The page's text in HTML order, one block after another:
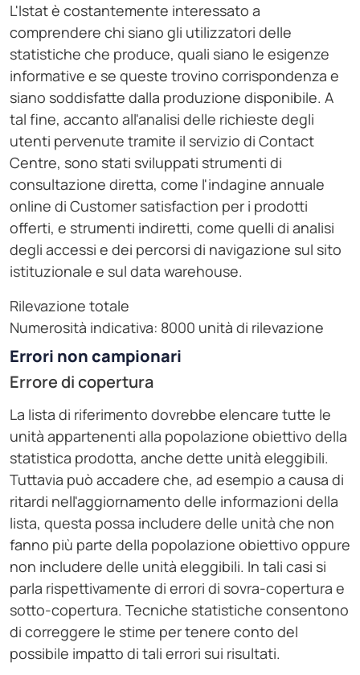
L'Istat è costantemente interessato a
comprendere chi siano gli utilizzatori delle
statistiche che produce, quali siano le esigenze
informative e se queste trovino corrispondenza e
siano soddisfatte dalla produzione disponibile. A
tal fine, accanto all'analisi delle richieste degli
utenti pervenute tramite il servizio di Contact
Centre, sono stati sviluppati strumenti di
consultazione diretta, come l'indagine annuale
online di Customer satisfaction per i prodotti
offerti, e strumenti indiretti, come quelli di analisi
degli accessi e dei percorsi di navigazione sul sito
istituzionale e sul data warehouse.
Rilevazione totale
Numerosità indicativa: 8000 unità di rilevazione
Errori non campionari
Errore di copertura
La lista di riferimento dovrebbe elencare tutte le
unità appartenenti alla popolazione obiettivo della
statistica prodotta, anche dette unità eleggibili.
Tuttavia può accadere che, ad esempio a causa di
ritardi nell'aggiornamento delle informazioni della
lista, questa possa includere delle unità che non
fanno più parte della popolazione obiettivo oppure
non includere delle unità eleggibili. In tali casi si
parla rispettivamente di errori di sovra-copertura e
sotto-copertura. Tecniche statistiche consentono
di correggere le stime per tenere conto del
possibile impatto di tali errori sui risultati.